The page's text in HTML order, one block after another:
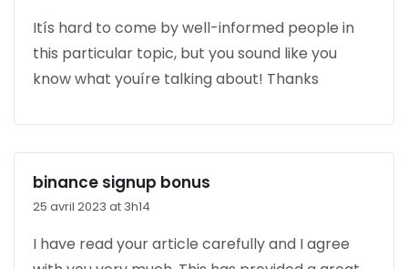
Itís hard to come by well-informed people in
this particular topic, but you sound like you
know what youíre talking about! Thanks
binance signup bonus
25 avril 2023 at 3h14
I have read your article carefully and I agree